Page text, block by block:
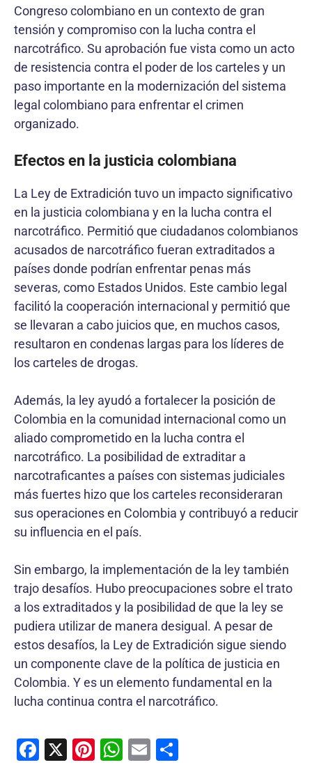
Congreso colombiano en un contexto de gran
tensión y compromiso con la lucha contra el
narcotráfico. Su aprobación fue vista como un acto
de resistencia contra el poder de los carteles y un
paso importante en la modernización del sistema
legal colombiano para enfrentar el crimen
organizado.
Efectos en la justicia colombiana
La Ley de Extradición tuvo un impacto significativo
en la justicia colombiana y en la lucha contra el
narcotráfico. Permitió que ciudadanos colombianos
acusados de narcotráfico fueran extraditados a
países donde podrían enfrentar penas más
severas, como Estados Unidos. Este cambio legal
facilitó la cooperación internacional y permitió que
se llevaran a cabo juicios que, en muchos casos,
resultaron en condenas largas para los líderes de
los carteles de drogas.
Además, la ley ayudó a fortalecer la posición de
Colombia en la comunidad internacional como un
aliado comprometido en la lucha contra el
narcotráfico. La posibilidad de extraditar a
narcotraficantes a países con sistemas judiciales
más fuertes hizo que los carteles reconsideraran
sus operaciones en Colombia y contribuyó a reducir
su influencia en el país.
Sin embargo, la implementación de la ley también
trajo desafíos. Hubo preocupaciones sobre el trato
a los extraditados y la posibilidad de que la ley se
pudiera utilizar de manera desigual. A pesar de
estos desafíos, la Ley de Extradición sigue siendo
un componente clave de la política de justicia en
Colombia. Y es un elemento fundamental en la
lucha continua contra el narcotráfico.
F
X
Pi W E